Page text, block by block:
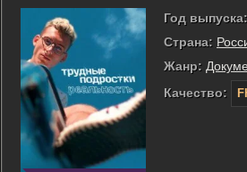
Год выпуска:
Страна:
Жанр:
Качество: